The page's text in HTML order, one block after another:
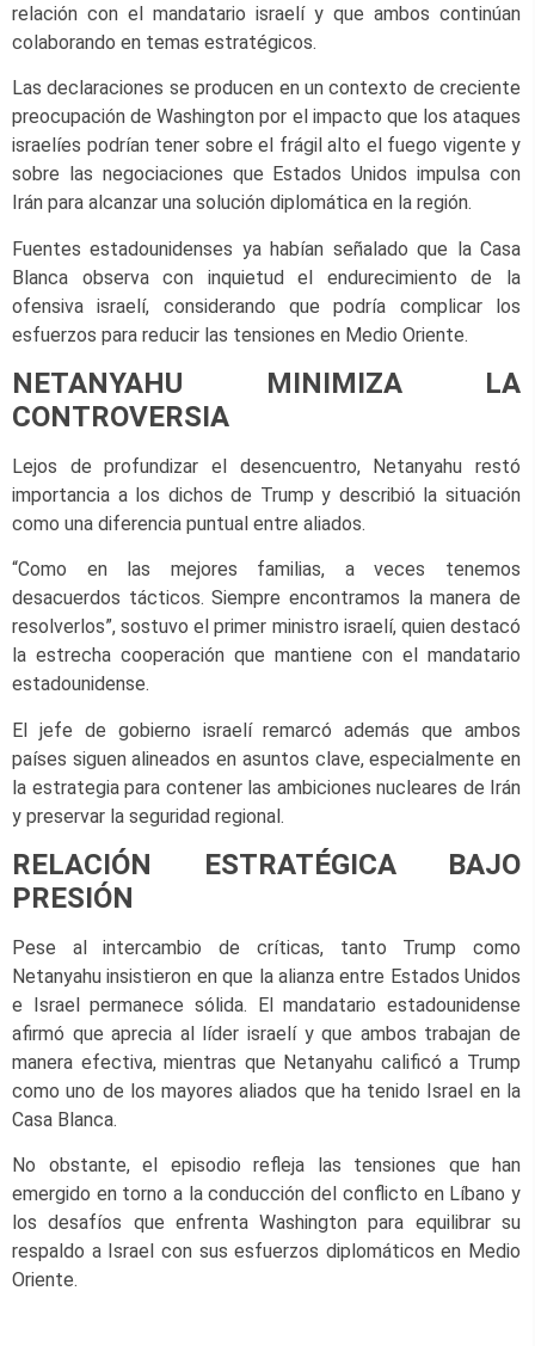
relación con el mandatario israelí y que ambos continúan
colaborando en temas estratégicos.
Las declaraciones se producen en un contexto de creciente
preocupación de Washington por el impacto que los ataques
israelíes podrían tener sobre el frágil alto el fuego vigente y
sobre las negociaciones que Estados Unidos impulsa con
Irán para alcanzar una solución diplomática en la región.
Fuentes estadounidenses ya habían señalado que la Casa
Blanca observa con inquietud el endurecimiento de la
ofensiva israelí, considerando que podría complicar los
esfuerzos para reducir las tensiones en Medio Oriente.
NETANYAHU MINIMIZA LA
CONTROVERSIA
Lejos de profundizar el desencuentro, Netanyahu restó
importancia a los dichos de Trump y describió la situación
como una diferencia puntual entre aliados.
“Como en las mejores familias, a veces tenemos
desacuerdos tácticos. Siempre encontramos la manera de
resolverlos”, sostuvo el primer ministro israelí, quien destacó
la estrecha cooperación que mantiene con el mandatario
estadounidense.
El jefe de gobierno israelí remarcó además que ambos
países siguen alineados en asuntos clave, especialmente en
la estrategia para contener las ambiciones nucleares de Irán
y preservar la seguridad regional.
RELACIÓN ESTRATÉGICA BAJO
PRESIÓN
Pese al intercambio de críticas, tanto Trump como
Netanyahu insistieron en que la alianza entre Estados Unidos
e Israel permanece sólida. El mandatario estadounidense
afirmó que aprecia al líder israelí y que ambos trabajan de
manera efectiva, mientras que Netanyahu calificó a Trump
como uno de los mayores aliados que ha tenido Israel en la
Casa Blanca.
No obstante, el episodio refleja las tensiones que han
emergido en torno a la conducción del conflicto en Líbano y
los desafíos que enfrenta Washington para equilibrar su
respaldo a Israel con sus esfuerzos diplomáticos en Medio
Oriente.